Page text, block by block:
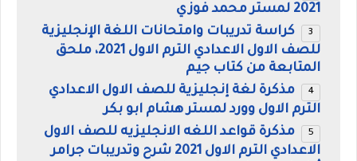
2021 لمستر محمد فوزي
كراسة تدريبات وامتحانات اللغة الإنجليزية
للصف الاول الاعدادي الترم الاول 2021، ملحق
المتابعة من كتاب جيم
مذكرة لغة إنجليزية للصف الاول الاعدادي
الترم الاول وورد لمستر هشام ابو بكر
مذكرة قواعد اللغه الانجليزيه للصف الاول
الاعدادي الترم الاول 2021 شرح وتدريبات جرامر